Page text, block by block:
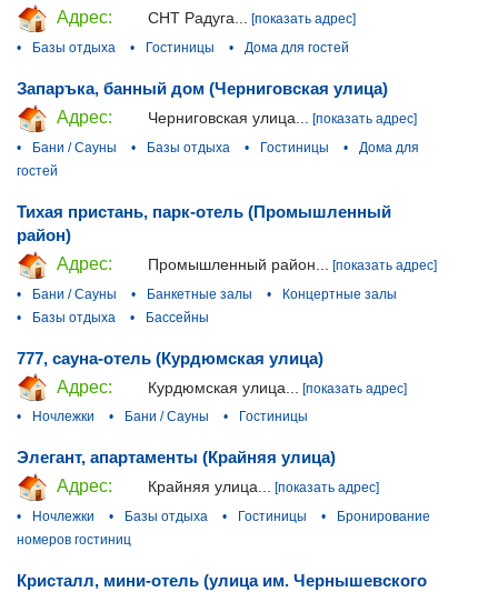
Адрес:
СНТ Радуга... [показать адрес]
•
Базы отдыха • Гостиницы • Дома для гостей
Запаръка, банный дом (Черниговская улица)
Адрес:
Черниговская улица...
[показать адрес]
•
Бани / Сауны • Базы отдыха • Гостиницы •
Дома для
гостей
Тихая пристань, парк-отель (Промышленный
район)
Адрес:
Промышленный район...
[показать адрес]
•
Бани / Сауны • Банкетные залы •
Концертные залы
•
Базы отдыха • Бассейны
777, сауна-отель (Курдюмская улица)
Адрес:
Курдюмская улица...
[показать адрес]
•
Ночлежки • Бани / Сауны • Гостиницы
Элегант, апартаменты (Крайняя улица)
Адрес:
Крайняя улица... [показать адрес]
•
Ночлежки • Базы отдыха • Гостиницы •
Бронирование
номеров гостиниц
Кристалл, мини-отель (улица им. Чернышевского